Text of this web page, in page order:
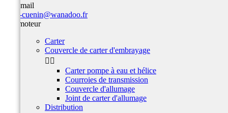
Par email
team-cuenin@wanadoo.fr
Bas moteur
Carter
Couvercle de carter d'embrayage
 
Carter pompe à eau et hélice
Courroies de transmission
Couvercle d'allumage
Joint de carter d'allumage
Distribution